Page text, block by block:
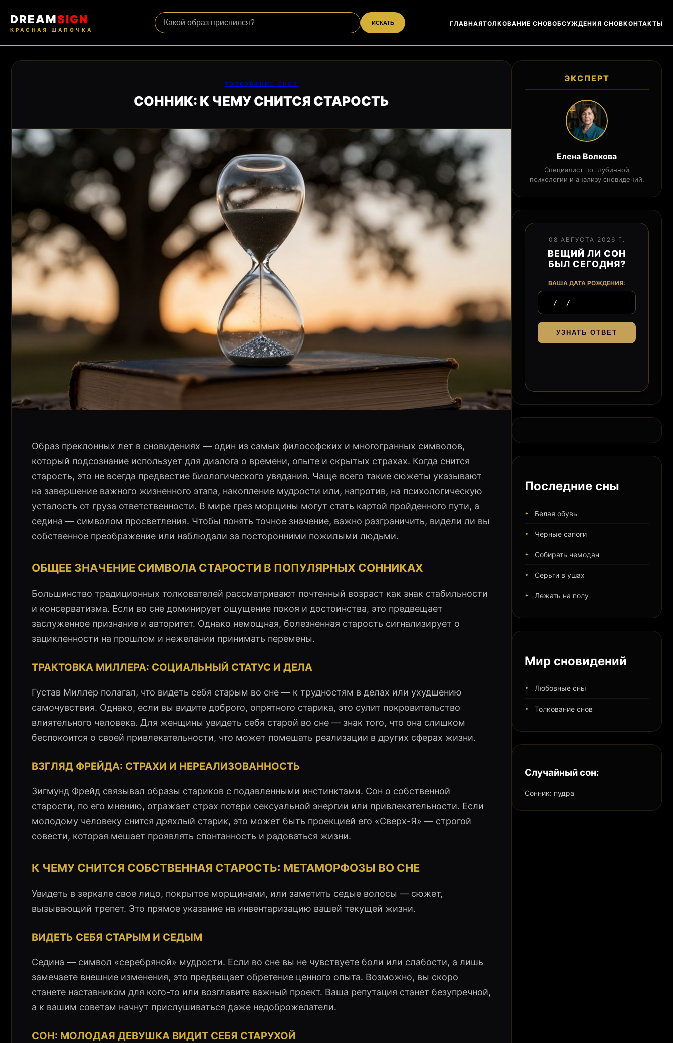
DREAMSIGN
КРАСНАЯ ШАПОЧКА
ИСКАТЬ ГЛАВНАЯТОЛКОВАНИЕ СНОВОБСУЖДЕНИЯ СНОВКОНТАКТЫ
ТОЛКОВАНИЕ СНОВ
СОННИК: К ЧЕМУ СНИТСЯ СТАРОСТЬ
Образ преклонных лет в сновидениях — один из самых философских и многогранных символов,
который подсознание использует для диалога о времени, опыте и скрытых страхах. Когда снится
старость, это не всегда предвестие биологического увядания. Чаще всего такие сюжеты указывают
на завершение важного жизненного этапа, накопление мудрости или, напротив, на психологическую
усталость от груза ответственности. В мире грез морщины могут стать картой пройденного пути, а
седина — символом просветления. Чтобы понять точное значение, важно разграничить, видели ли вы
собственное преображение или наблюдали за посторонними пожилыми людьми.
ОБЩЕЕ ЗНАЧЕНИЕ СИМВОЛА СТАРОСТИ В ПОПУЛЯРНЫХ СОННИКАХ
Большинство традиционных толкователей рассматривают почтенный возраст как знак стабильности
и консерватизма. Если во сне доминирует ощущение покоя и достоинства, это предвещает
заслуженное признание и авторитет. Однако немощная, болезненная старость сигнализирует о
зацикленности на прошлом и нежелании принимать перемены.
ТРАКТОВКА МИЛЛЕРА: СОЦИАЛЬНЫЙ СТАТУС И ДЕЛА
Густав Миллер полагал, что видеть себя старым во сне — к трудностям в делах или ухудшению
самочувствия. Однако, если вы видите доброго, опрятного старика, это сулит покровительство
влиятельного человека. Для женщины увидеть себя старой во сне — знак того, что она слишком
беспокоится о своей привлекательности, что может помешать реализации в других сферах жизни.
ВЗГЛЯД ФРЕЙДА: СТРАХИ И НЕРЕАЛИЗОВАННОСТЬ
Зигмунд Фрейд связывал образы стариков с подавленными инстинктами. Сон о собственной
старости, по его мнению, отражает страх потери сексуальной энергии или привлекательности. Если
молодому человеку снится дряхлый старик, это может быть проекцией его «Сверх-Я» — строгой
совести, которая мешает проявлять спонтанность и радоваться жизни.
К ЧЕМУ СНИТСЯ СОБСТВЕННАЯ СТАРОСТЬ: МЕТАМОРФОЗЫ ВО СНЕ
Увидеть в зеркале свое лицо, покрытое морщинами, или заметить седые волосы — сюжет,
вызывающий трепет. Это прямое указание на инвентаризацию вашей текущей жизни.
ВИДЕТЬ СЕБЯ СТАРЫМ И СЕДЫМ
Седина — символ «серебряной» мудрости. Если во сне вы не чувствуете боли или слабости, а лишь
замечаете внешние изменения, это предвещает обретение ценного опыта. Возможно, вы скоро
станете наставником для кого-то или возглавите важный проект. Ваша репутация станет безупречной,
а к вашим советам начнут прислушиваться даже недоброжелатели.
СОН: МОЛОДАЯ ДЕВУШКА ВИДИТ СЕБЯ СТАРУХОЙ
ЭКСПЕРТ
Елена Волкова
Специалист по глубинной
психологии и анализу сновидений.
08 АВГУСТА 2026 Г.
ВЕЩИЙ ЛИ СОН
БЫЛ СЕГОДНЯ?
ВАША ДАТА РОЖДЕНИЯ:
УЗНАТЬ ОТВЕТ
Последние сны
Белая обувь
Черные сапоги
Собирать чемодан
Серьги в ушах
Лежать на полу
Мир сновидений
Любовные сны
Толкование снов
Случайный сон:
Сонник: пудра